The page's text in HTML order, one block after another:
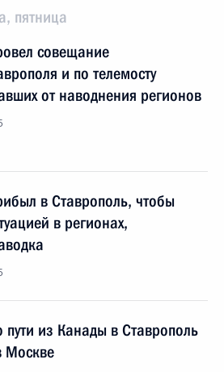
пятница
совещание
и по телемосту
от наводнения регионов
в Ставрополь, чтобы
в регионах,
из Канады в Ставрополь
Москве